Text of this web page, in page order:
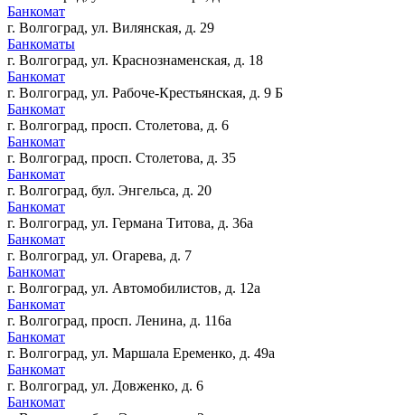
Банкомат
г. Волгоград, ул. Вилянская, д. 29
Банкоматы
г. Волгоград, ул. Краснознаменская, д. 18
Банкомат
г. Волгоград, ул. Рабоче-Крестьянская, д. 9 Б
Банкомат
г. Волгоград, просп. Столетова, д. 6
Банкомат
г. Волгоград, просп. Столетова, д. 35
Банкомат
г. Волгоград, бул. Энгельса, д. 20
Банкомат
г. Волгоград, ул. Германа Титова, д. 36а
Банкомат
г. Волгоград, ул. Огарева, д. 7
Банкомат
г. Волгоград, ул. Автомобилистов, д. 12а
Банкомат
г. Волгоград, просп. Ленина, д. 116а
Банкомат
г. Волгоград, ул. Маршала Еременко, д. 49а
Банкомат
г. Волгоград, ул. Довженко, д. 6
Банкомат